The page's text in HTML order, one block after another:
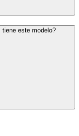
este modelo?